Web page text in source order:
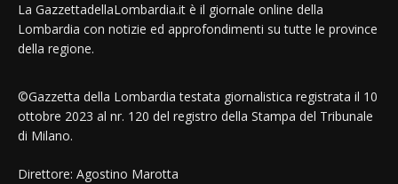
La GazzettadellaLombardia.it è il giornale online della
Lombardia con notizie ed approfondimenti su tutte le province
della regione.
©Gazzetta della Lombardia testata giornalistica registrata il 10
ottobre 2023 al nr. 120 del registro della Stampa del Tribunale
di Milano.
Direttore: Agostino Marotta